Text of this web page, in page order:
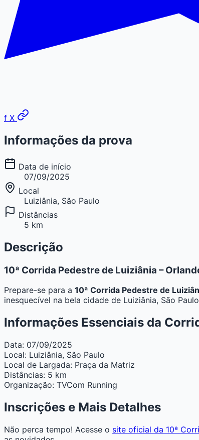
f X
Informações da prova
Data de início
07/09/2025
Local
Luiziânia, São Paulo
Distâncias
5 km
Descrição
10ª Corrida Pedestre de Luiziânia –
Prepare-se para a 10ª Corrida Pedestre de
inesquecível na bela cidade de Luiziânia, São
Informações Essenciais da
Data: 07/09/2025
Local: Luiziânia, São Paulo
Local de Largada: Praça da Matriz
Distâncias: 5 km
Organização: TVCom Running
Inscrições e Mais Detalhes
Não perca tempo! Acesse o site oficial da 10ª